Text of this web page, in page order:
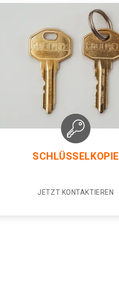
SCHLÜSSELKOPIE
JETZT KONTAKTIEREN